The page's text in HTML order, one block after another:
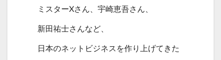
ミスターXさん、宇崎恵吾さん、
新田祐士さんなど、
日本のネットビジネスを作り上げてきた